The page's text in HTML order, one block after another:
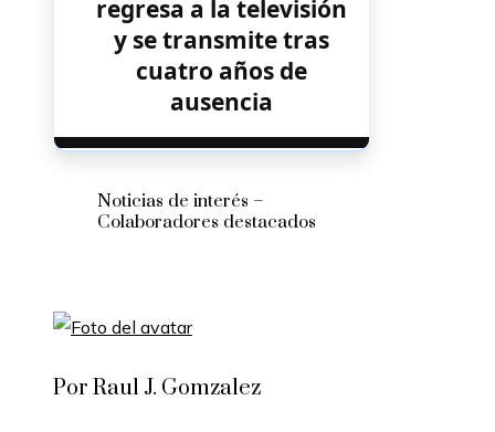
regresa a la televisión
y se transmite tras
cuatro años de
ausencia
Noticias de interés –
Colaboradores destacados
Por Raul J. Gomzalez